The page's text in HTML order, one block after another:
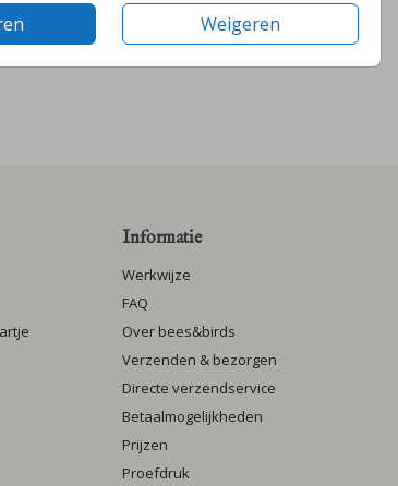
Weigeren
Informatie
Werkwijze
FAQ
Over bees&birds
Verzenden & bezorgen
Directe verzendservice
Betaalmogelijkheden
Prijzen
Proefdruk